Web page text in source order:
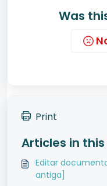
Was
Print
Articles in
Editar
antiga]